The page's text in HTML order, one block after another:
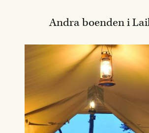
Andra boenden i